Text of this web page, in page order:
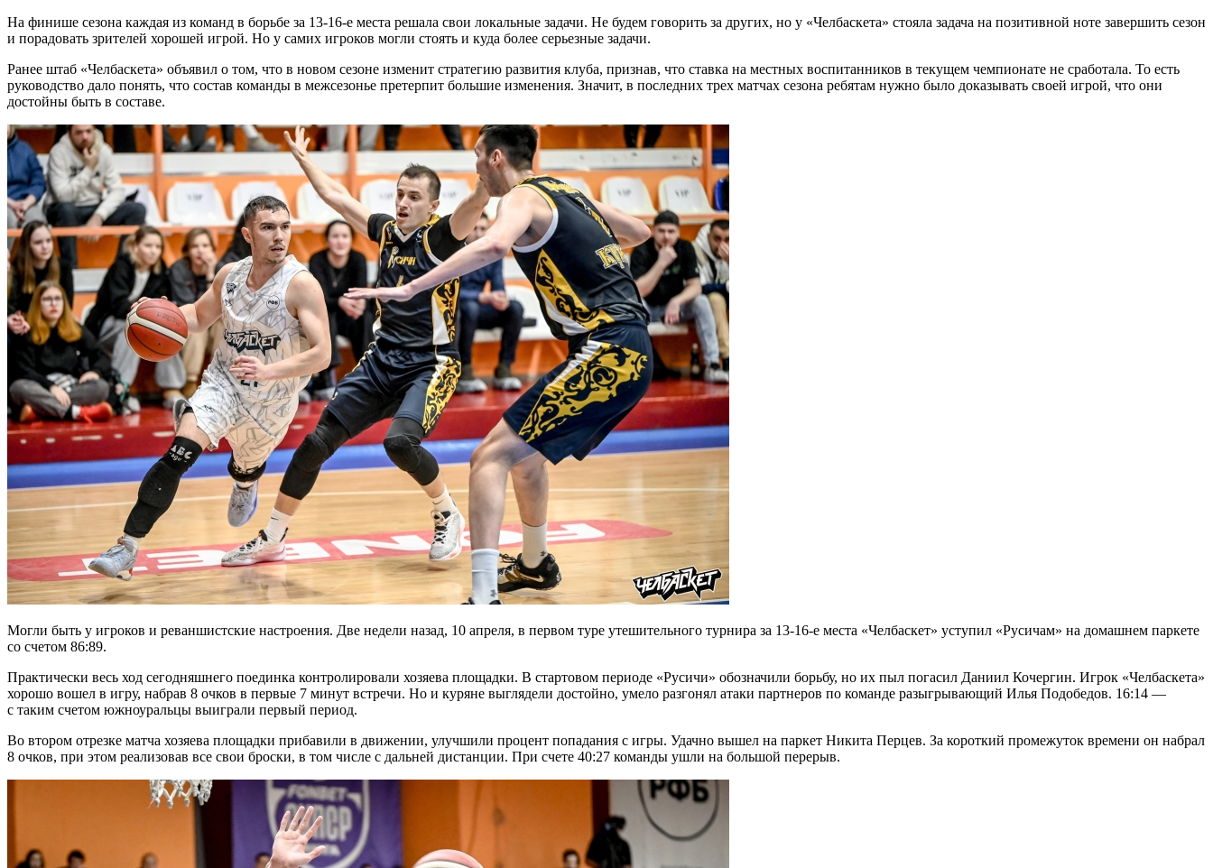
На финише сезона каждая из команд в борьбе за 13-16-е места решала свои локальные задачи. Не будем говорить за других, но у «Челбаскета» стояла задача на позитивной ноте завершить сезон
и порадовать зрителей хорошей игрой. Но у самих игроков могли стоять и куда более серьезные задачи.
Ранее штаб «Челбаскета» объявил о том, что в новом сезоне изменит стратегию развития клуба, признав, что ставка на местных воспитанников в текущем чемпионате не сработала. То есть
руководство дало понять, что состав команды в межсезонье претерпит большие изменения. Значит, в последних трех матчах сезона ребятам нужно было доказывать своей игрой, что они
достойны быть в составе.
Могли быть у игроков и реваншистские настроения. Две недели назад, 10 апреля, в первом туре утешительного турнира за 13-16-е места «Челбаскет» уступил «Русичам» на домашнем паркете
со счетом 86:89.
Практически весь ход сегодняшнего поединка контролировали хозяева площадки. В стартовом периоде «Русичи» обозначили борьбу, но их пыл погасил Даниил Кочергин. Игрок «Челбаскета»
хорошо вошел в игру, набрав 8 очков в первые 7 минут встречи. Но и куряне выглядели достойно, умело разгонял атаки партнеров по команде разыгрывающий Илья Подобедов. 16:14 —
с таким счетом южноуральцы выиграли первый период.
Во втором отрезке матча хозяева площадки прибавили в движении, улучшили процент попадания с игры. Удачно вышел на паркет Никита Перцев. За короткий промежуток времени он набрал
8 очков, при этом реализовав все свои броски, в том числе с дальней дистанции. При счете 40:27 команды ушли на большой перерыв.